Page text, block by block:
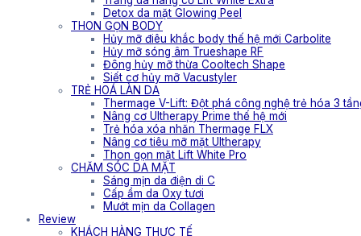
Detox da mặt Glowing Peel
THON GỌN BODY
Hủy mỡ điêu khắc body thế hệ mới Carbolite
Hủy mỡ sóng âm Trueshape RF
Đông hủy mỡ thừa Cooltech Shape
Siết cơ hủy mỡ Vacustyler
TRẺ HOÁ LÀN DA
Thermage V-Lift: Đột phá công nghệ trẻ hóa 3
Nâng cơ Ultherapy Prime thế hệ mới
Trẻ hóa xóa nhăn Thermage FLX
Nâng cơ tiêu mỡ mặt Ultherapy
Thon gọn mặt Lift White Pro
CHĂM SÓC DA MẶT
Sáng mịn da điện di C
Cấp ẩm da Oxy tươi
Mướt mịn da Collagen
Review
KHÁCH HÀNG THỰC TẾ